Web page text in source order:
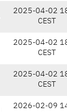
2025-04-02
CEST
2025-04-02
CEST
2025-04-02
CEST
2026-02-09